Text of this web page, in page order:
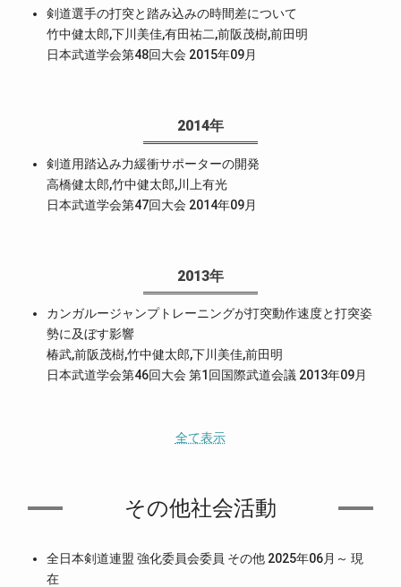
剣道選手の打突と踏み込みの時間差について
竹中健太郎,下川美佳,有田祐二,前阪茂樹,前田明
日本武道学会第48回大会 2015年09月
2014年
剣道用踏込み力緩衝サポーターの開発
高橋健太郎,竹中健太郎,川上有光
日本武道学会第47回大会 2014年09月
2013年
カンガルージャンプトレーニングが打突動作速度と打突姿
勢に及ぼす影響
椿武,前阪茂樹,竹中健太郎,下川美佳,前田明
日本武道学会第46回大会 第1回国際武道会議 2013年09月
全て表示
その他社会活動
全日本剣道連盟 強化委員会委員 その他 2025年06月～ 現
在